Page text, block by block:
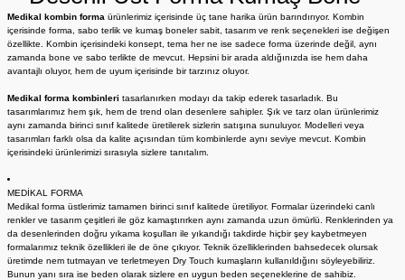
Medikal kombin forma ürünlerimiz içerisinde üç tane harika ürün barındırıyor. Kombin
içerisinde forma, sabo terlik ve kumaş boneler sabit, tasarım ve renk seçenekleri ise değişen
özellikte. Kombin içerisindeki konsept, tema her ne ise sadece forma üzerinde değil, aynı
zamanda bone ve sabo terlikte de mevcut. Hepsini bir arada aldığınızda ise hem daha
avantajlı oluyor, hem de uyum içerisinde bir tarzınız oluyor.
Medikal forma kombinleri tasarlanırken modayı da takip ederek tasarladık. Bu
tasarımlarımız hem şık, hem de trend olan desenlere sahipler. Şık ve tarz olan ürünlerimiz
aynı zamanda birinci sınıf kalitede üretilerek sizlerin satışına sunuluyor. Modelleri veya
tasarımları farklı olsa da kalite açısından tüm kombinlerde aynı seviye mevcut. Kombin
içerisindeki ürünlerimizi sırasıyla sizlere tanıtalım.
MEDİKAL FORMA
Medikal forma üstlerimiz tamamen birinci sınıf kalitede üretiliyor. Formalar üzerindeki canlı
renkler ve tasarım çeşitleri ile göz kamaştırırken aynı zamanda uzun ömürlü. Renklerinden ya
da desenlerinden doğru yıkama koşulları ile yıkandığı takdirde hiçbir şey kaybetmeyen
formalarımız teknik özellikleri ile de öne çıkıyor. Teknik özelliklerinden bahsedecek olursak
üretimde nem tutmayan ve terletmeyen Dry Touch kumaşların kullanıldığını söyleyebiliriz.
Bunun yanı sıra ise beden olarak sizlere en uygun beden seçeneklerine de sahibiz.